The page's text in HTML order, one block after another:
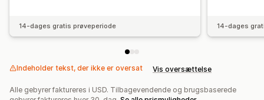
14-dages gratis prøveperiode 14-dages
Indeholder tekst, der ikke er oversat Vis oversættelse
Alle gebyrer faktureres i USD. Tilbagevendende og brugsbaserede